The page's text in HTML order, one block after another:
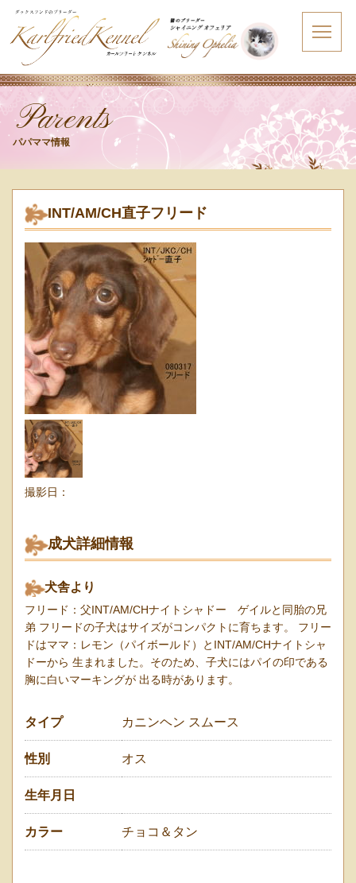
Parents
パパママ情報
INT/AM/CH直子フリード
撮影日：
成犬詳細情報
犬舎より
フリード：父INT/AM/CHナイトシャドー ゲイルと同胎の兄
弟 フリードの子犬はサイズがコンパクトに育ちます。 フリー
ドはママ：レモン（パイボールド）とINT/AM/CHナイトシャ
ドーから 生まれました。そのため、子犬にはパイの印である
胸に白いマーキングが 出る時があります。
タイプ カニンヘン スムース
性別 オス
生年月日
カラー チョコ＆タン